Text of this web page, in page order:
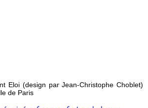
Eloi (design par Jean-Christophe Choblet)
de Paris